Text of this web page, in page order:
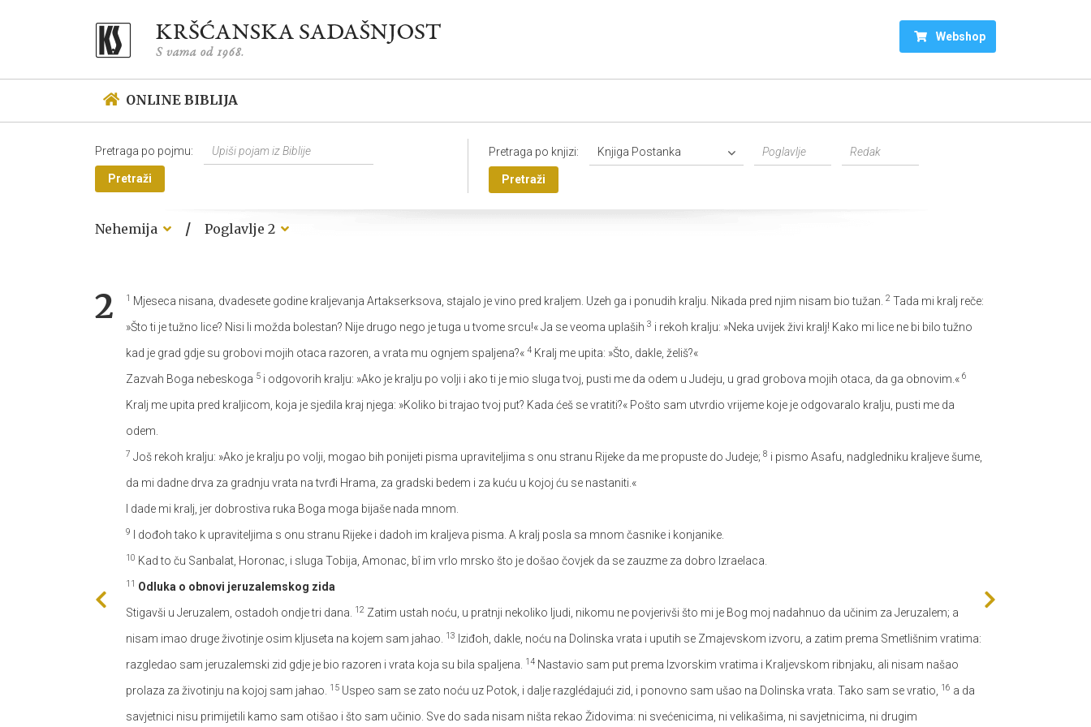
Webshop
ONLINE BIBLIJA
Pretraga po pojmu:
Pretraži
Pretraga po knjizi: Knjiga Postanka
Pretraži
Nehemija / Poglavlje 2
2 1 Mjeseca nisana, dvadesete godine kraljevanja Artakserksova, stajalo je vino pred kraljem. Uzeh ga i ponudih kralju. Nikada pred njim nisam bio tužan. 2 Tada mi kralj reče:
»Što ti je tužno lice? Nisi li možda bolestan? Nije drugo nego je tuga u tvome srcu!« Ja se veoma uplaših 3 i rekoh kralju: »Neka uvijek živi kralj! Kako mi lice ne bi bilo tužno
kad je grad gdje su grobovi mojih otaca razoren, a vrata mu ognjem spaljena?« 4 Kralj me upita: »Što, dakle, želiš?«
Zazvah Boga nebeskoga 5 i odgovorih kralju: »Ako je kralju po volji i ako ti je mio sluga tvoj, pusti me da odem u Judeju, u grad grobova mojih otaca, da ga obnovim.« 6
Kralj me upita pred kraljicom, koja je sjedila kraj njega: »Koliko bi trajao tvoj put? Kada ćeš se vratiti?« Pošto sam utvrdio vrijeme koje je odgovaralo kralju, pusti me da
odem.
7 Još rekoh kralju: »Ako je kralju po volji, mogao bih ponijeti pisma upraviteljima s onu stranu Rijeke da me propuste do Judeje; 8 i pismo Asafu, nadgledniku kraljeve šume,
da mi dadne drva za gradnju vrata na tvrđi Hrama, za gradski bedem i za kuću u kojoj ću se nastaniti.«
I dade mi kralj, jer dobrostiva ruka Boga moga bijaše nada mnom.
9 I dođoh tako k upraviteljima s onu stranu Rijeke i dadoh im kraljeva pisma. A kralj posla sa mnom časnike i konjanike.
10 Kad to ču Sanbalat, Horonac, i sluga Tobija, Amonac, bî im vrlo mrsko što je došao čovjek da se zauzme za dobro Izraelaca.
11 Odluka o obnovi jeruzalemskog zida
Stigavši u Jeruzalem, ostadoh ondje tri dana.
12 Zatim ustah noću, u pratnji nekoliko ljudi, nikomu ne povjerivši što mi je Bog moj nadahnuo da učinim za Jeruzalem; a
nisam imao druge životinje osim kljuseta na kojem sam jahao.
13
Iziđoh, dakle, noću na Dolinska vrata i uputih se Zmajevskom izvoru, a zatim prema Smetlišnim vratima:
razgledao sam jeruzalemski zid gdje je bio razoren i vrata koja su bila spaljena.
14 Nastavio sam put prema Izvorskim vratima i Kraljevskom ribnjaku, ali nisam našao
prolaza za životinju na kojoj sam jahao.
15 Uspeo sam se zato noću uz Potok, i dalje razglédajući zid, i ponovno sam ušao na Dolinska vrata. Tako sam se vratio, 16 a da
savjetnici nisu primijetili kamo sam otišao i što sam učinio. Sve do sada nisam ništa rekao Židovima: ni svećenicima, ni velikašima, ni savjetnicima, ni drugim